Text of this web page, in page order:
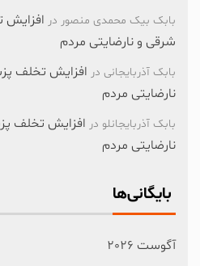
بابک بیک محمدی منصور در افزایش
شرقی و نارضایتی مردم
بابک آذربایجانی در افزایش تخلف
نارضایتی مردم
بابک آذربایجانلو در افزایش تخلف
نارضایتی مردم
بایگانی‌ها
آگوست 2026